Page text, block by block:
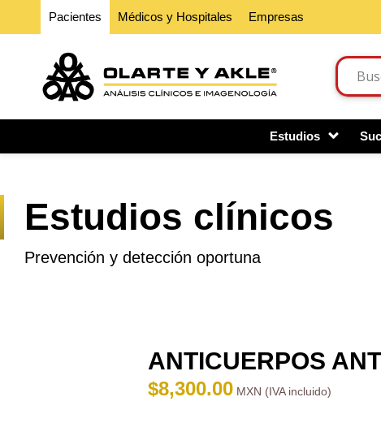
Pacientes Médicos y Hospitales Empresas
Estudios
Estudios clínicos
Prevención y detección oportuna
ANTICUERPOS
$8,300.00